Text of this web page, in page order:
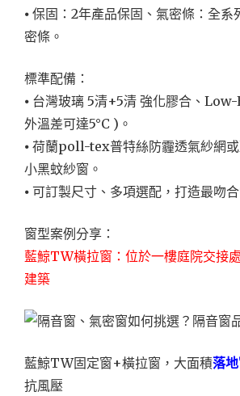
⦁ 保固：2年產品保固、氣密條：全
密條。
標準配備：
⦁ 台灣玻璃 5清+5清 強化膠合、
外溫差可達5°C )。
⦁ 荷蘭poll-tex普特絲防霾透氣紗網
小黑蚊紗窗。
⦁ 可訂製尺寸、多項選配，打造最吻
窗型案例分享：
藍鯨TW橫拉窗：位於一樓庭院交接
建築
藍鯨TW固定窗+橫拉窗，大面積落
抗風壓